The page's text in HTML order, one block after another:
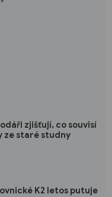
zjišťují, co souvisí
ze staré studny
K2 letos putuje